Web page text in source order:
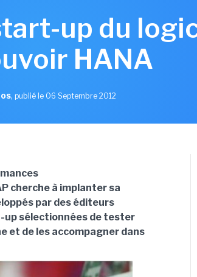
up du
HANA
, publié le 06 Septembre 2012
cherche à implanter sa
par des éditeurs
up sélectionnées de tester
et de les accompagner dans